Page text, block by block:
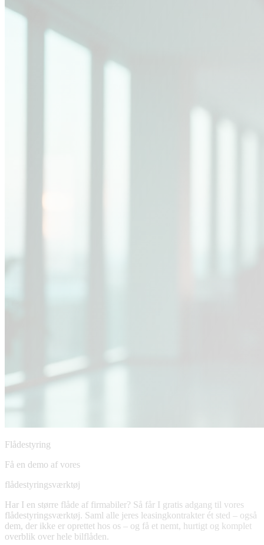
Flådestyring
Få en demo af vores
flådestyringsværktøj
Har I en større flåde af firmabiler? Så får I gratis adgang til vores
flådestyringsværktøj. Saml alle jeres leasingkontrakter ét sted – også
dem, der ikke er oprettet hos os – og få et nemt, hurtigt og komplet
overblik over hele bilflåden.